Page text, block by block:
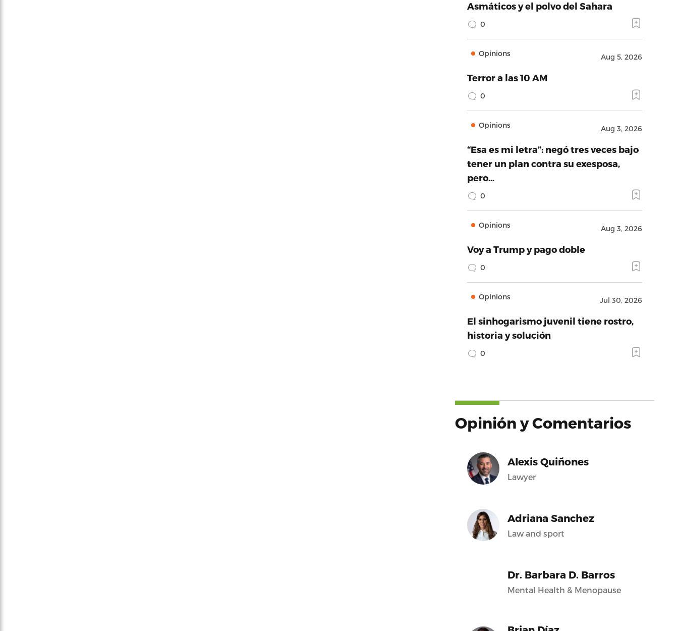
Asmáticos y el polvo del Sahara
0
Opinions Aug 5, 2026
Terror a las 10 AM
0
Opinions Aug 3, 2026
“Esa es mi letra”: negó tres veces bajo
tener un plan contra su exesposa,
pero…
0
Opinions Aug 3, 2026
Voy a Trump y pago doble
0
Opinions Jul 30, 2026
El sinhogarismo juvenil tiene rostro,
historia y solución
0
Opinión y Comentarios
Alexis Quiñones
Lawyer
Adriana Sanchez
Law and sport
Dr. Barbara D. Barros
Mental Health & Menopause